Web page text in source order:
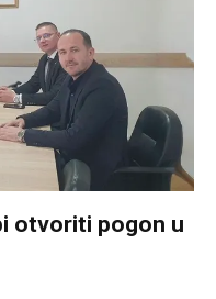
otvoriti pogon u